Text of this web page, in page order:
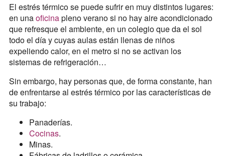
El estrés térmico se puede sufrir en muy distintos lugares:
en unaoficinapleno verano si no hay aire acondicionado
que refresque el ambiente, en un colegio que da el sol
todo el día y cuyas aulas están llenas de niños
expeliendo calor, en el metro si no se activan los
sistemas de refrigeración…
Sin embargo, hay personas que, de forma constante, han
de enfrentarse al estrés térmico por las características de
su trabajo:
Panaderías.
Cocinas.
Minas.